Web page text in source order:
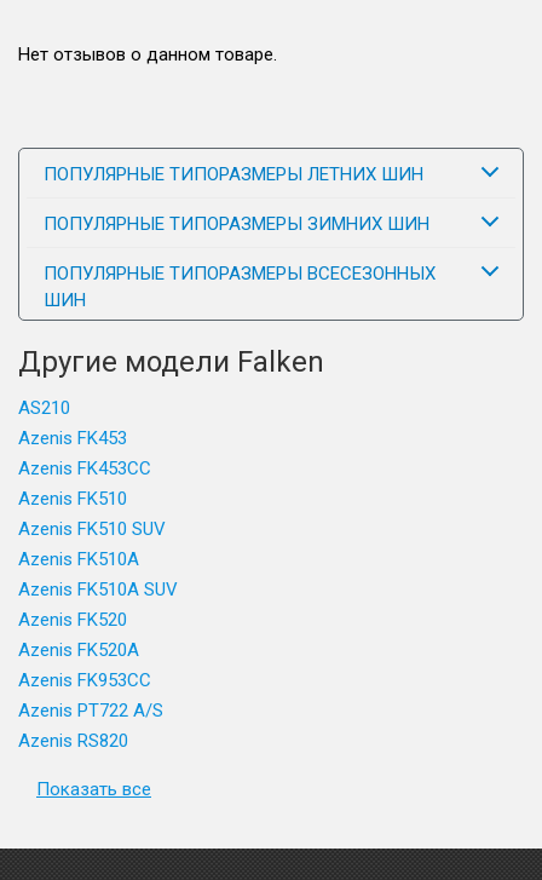
Нет отзывов о данном товаре.
ПОПУЛЯРНЫЕ ТИПОРАЗМЕРЫ ЛЕТНИХ ШИН
ПОПУЛЯРНЫЕ ТИПОРАЗМЕРЫ ЗИМНИХ ШИН
ПОПУЛЯРНЫЕ ТИПОРАЗМЕРЫ ВСЕСЕЗОННЫХ
ШИН
Другие модели Falken
AS210
Azenis FK453
Azenis FK453CC
Azenis FK510
Azenis FK510 SUV
Azenis FK510A
Azenis FK510A SUV
Azenis FK520
Azenis FK520A
Azenis FK953CC
Azenis PT722 A/S
Azenis RS820
Показать все